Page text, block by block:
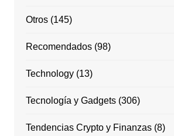
Otros(145)
Recomendados(98)
Technology(13)
Tecnología y Gadgets(306)
Tendencias Crypto y Finanzas(8)